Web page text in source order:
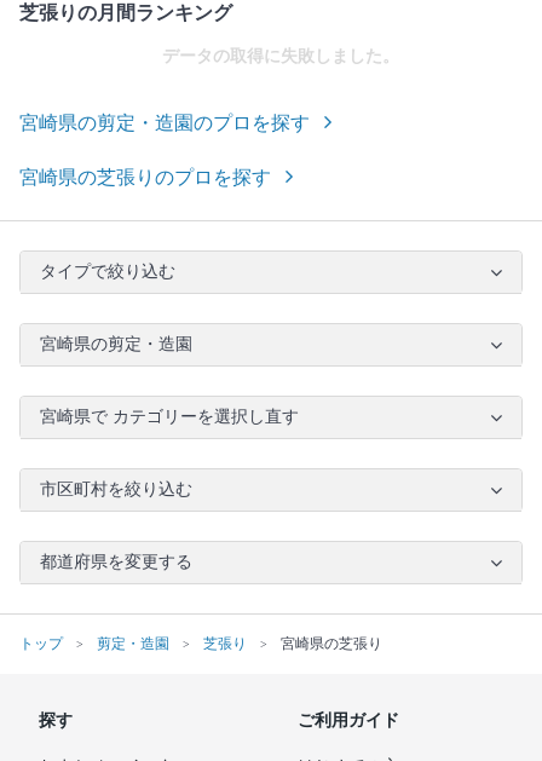
芝張りの月間ランキング
データの取得に失敗しました。
宮崎県の剪定・造園のプロを探す
宮崎県の芝張りのプロを探す
タイプで絞り込む
宮崎県の剪定・造園
宮崎県で カテゴリーを選択し直す
市区町村を絞り込む
都道府県を変更する
トップ 剪定・造園 芝張り 宮崎県の芝張り
探す ご利用ガイド